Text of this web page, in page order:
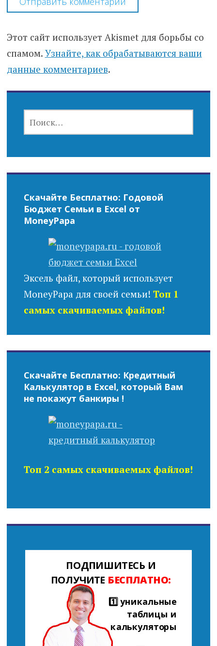
Этот сайт использует Akismet для борьбы со
спамом. Узнайте, как обрабатываются ваши
данные комментариев.
Скачайте Бесплатно: Годовой
Бюджет Семьи в Excel от
MoneyPapa
Эксель файл, который использует
MoneyPapa для своей семьи! Топ 1
самых скачиваемых файлов!
Скачайте Бесплатно: Кредитный
Калькулятор в Excel, который Вам
не покажут банкиры !
Топ 2 самых скачиваемых файлов!
ПОДПИШИТЕСЬ И
ПОЛУЧИТЕ БЕСПЛАТНО:
1️⃣ уникальные
таблицы и
калькуляторы